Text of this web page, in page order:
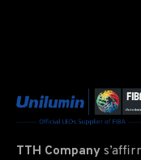
TTH Company